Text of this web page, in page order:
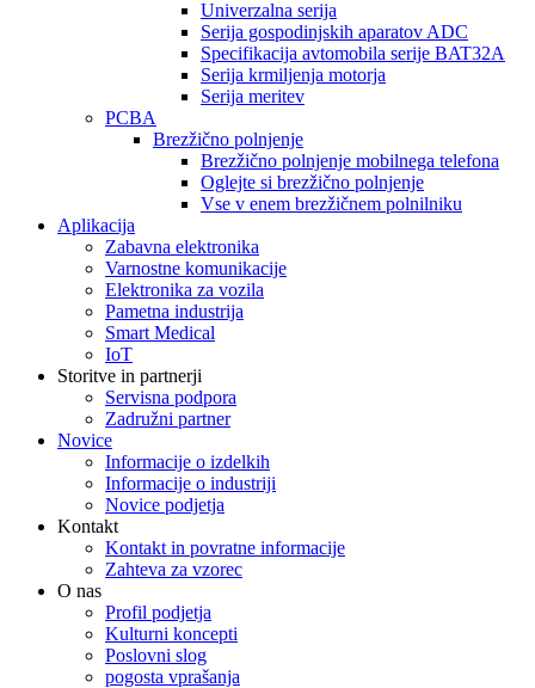
Univerzalna serija
Serija gospodinjskih aparatov ADC
Specifikacija avtomobila serije BAT32A
Serija krmiljenja motorja
Serija meritev
PCBA
Brezžično polnjenje
Brezžično polnjenje mobilnega telefona
Oglejte si brezžično polnjenje
Vse v enem brezžičnem polnilniku
Aplikacija
Zabavna elektronika
Varnostne komunikacije
Elektronika za vozila
Pametna industrija
Smart Medical
IoT
Storitve in partnerji
Servisna podpora
Zadružni partner
Novice
Informacije o izdelkih
Informacije o industriji
Novice podjetja
Kontakt
Kontakt in povratne informacije
Zahteva za vzorec
O nas
Profil podjetja
Kulturni koncepti
Poslovni slog
pogosta vprašanja